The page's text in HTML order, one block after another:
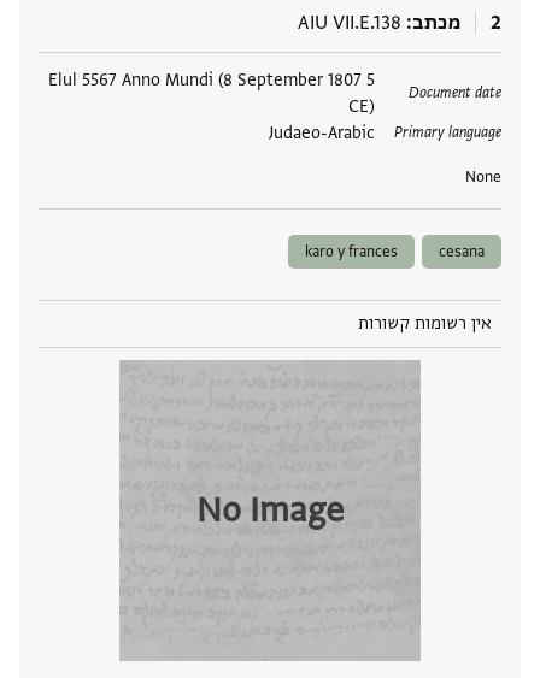
2 מכתב AIU VII.E.138
Document date
5 Elul 5567 Anno Mundi (8 September 1807
CE)
Primary language
Judaeo-Arabic
None
cesana
karo y frances
אין רשומות קשורות
No Image